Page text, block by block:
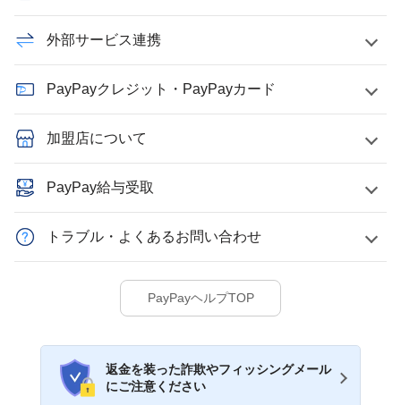
外部サービス連携
PayPayクレジット・PayPayカード
加盟店について
PayPay給与受取
トラブル・よくあるお問い合わせ
PayPayヘルプTOP
返金を装った詐欺やフィッシングメール
にご注意ください